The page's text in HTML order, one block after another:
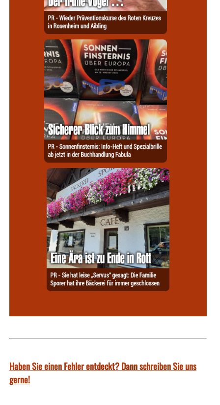
Haben Sie einen Fehler entdeckt? Dann schreiben Sie uns
gerne!